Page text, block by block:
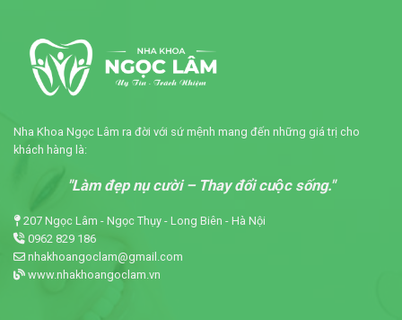
Nha Khoa Ngọc Lâm ra đời với sứ mệnh mang đến những giá trị cho
khách hàng là:
"Làm đẹp nụ cười – Thay đổi cuộc sống."
207 Ngọc Lâm - Ngọc Thụy - Long Biên - Hà Nội
0962 829 186
nhakhoangoclam@gmail.com
www.nhakhoangoclam.vn